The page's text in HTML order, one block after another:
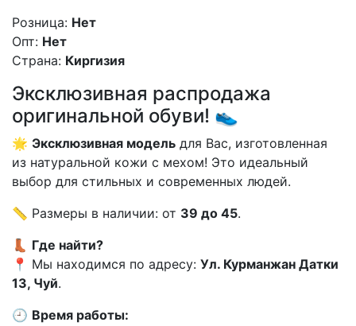
Розница: Нет
Опт: Нет
Страна: Киргизия
Эксклюзивная распродажа
оригинальной обуви! 👟
🌟 Эксклюзивная модель для Вас, изготовленная
из натуральной кожи с мехом! Это идеальный
выбор для стильных и современных людей.
📏 Размеры в наличии: от 39 до 45.
👢 Где найти?
📍 Мы находимся по адресу: Ул. Курманжан Датки
13, Чуй.
🕘 Время работы: